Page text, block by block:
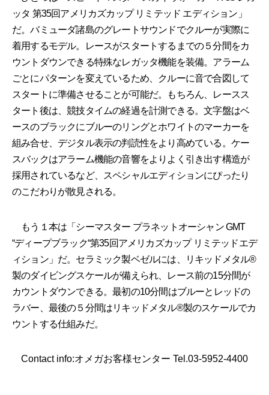
ッタ 第35回アメリカズカップ リミテッド エディション」
だ。バミューダ諸島のグレートサウンドでクルーが実際に
着用するモデル。レースがスタートするまでの５分間をカ
ウントダウンできる特殊なレガッタ機能を装備。アラーム
ごとにパターンを変えているため、クルーに音で合図して
スタートに準備させることが可能だ。もちろん、レースス
タート後は、競技タイムの経過を計測できる。文字盤はベ
ースのブラックにブルーのリングとホワイトのマーカーを
組み合せ、デジタル表示の判読性をより高めている。ケー
スバックはアラーム機能の音響をよりよく引き出す構造が
採用されているなど、スペシャルエディションにぴったり
のこだわりが散見される。
もう１本は「シーマスター プラネットオーシャン GMT
“ディープブラック“第35回アメリカズカップ リミテッドエデ
ィション」だ。セラミック製ベゼルには、リキッドメタル®
製のダイビングスケールが備えられ、レース前の15分間が
カウントダウンできる。最初の10分間はブルーとレッドの
ラバー、最後の５分間はリキッドメタル®製のスケールでカ
ウントする仕組みだ。
Contact info:オメガお客様センター Tel.03-5952-4400